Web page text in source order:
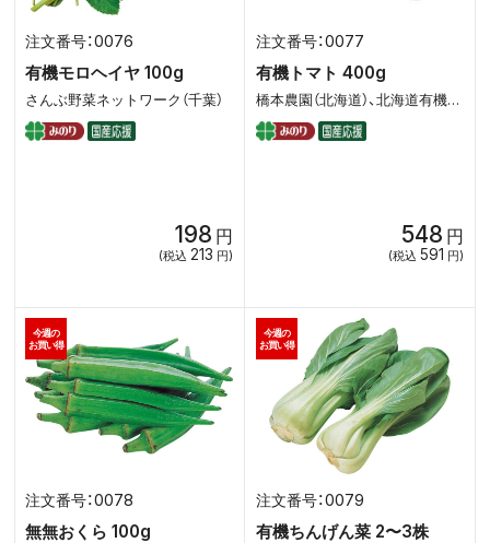
0076
有機モロヘイヤ 100g
さんぶ野菜ネットワーク（千葉）
198 円
(税込 213 円)
0077
有機トマト 400g
橋本農園（北海道）、北海道有機農業協同組合
548 円
(税込 591 円)
0078
無無おくら 100g
今週の
お買い得
0079
有機ちんげん菜 2〜3株
今週の
お買い得